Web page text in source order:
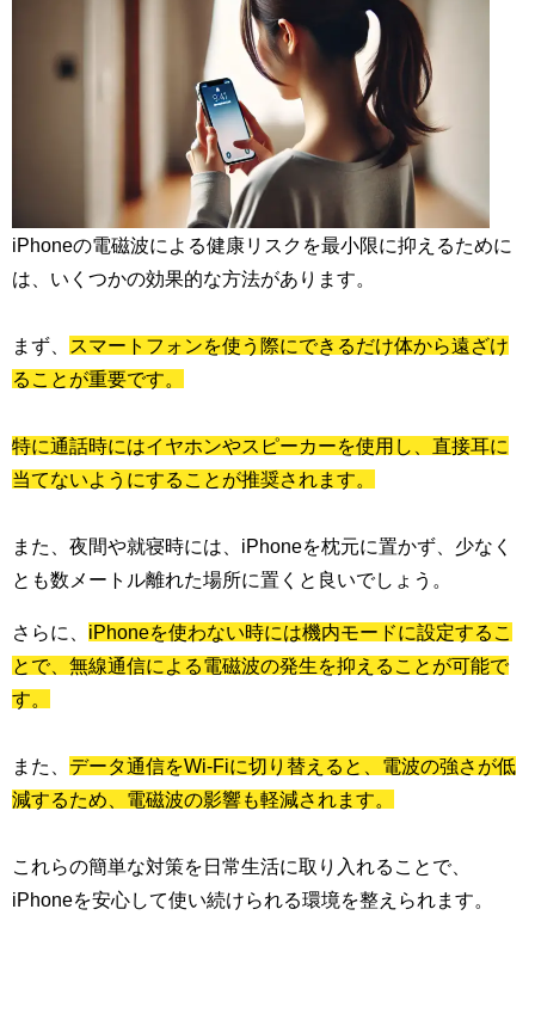
iPhoneの電磁波による健康リスクを最小限に抑えるために
は、いくつかの効果的な方法があります。
まず、
スマートフォンを使う際にできるだけ体から遠ざけ
ることが重要です。
特に通話時にはイヤホンやスピーカーを使用し、直接耳に
当てないようにすることが推奨されます。
また、夜間や就寝時には、iPhoneを枕元に置かず、少なく
とも数メートル離れた場所に置くと良いでしょう。
さらに、 iPhoneを使わない時には機内モードに設定するこ
とで、無線通信による電磁波の発生を抑えることが可能で
す。
また、 データ通信をWi-Fiに切り替えると、電波の強さが低
減するため、電磁波の影響も軽減されます。
これらの簡単な対策を日常生活に取り入れることで、
iPhoneを安心して使い続けられる環境を整えられます。